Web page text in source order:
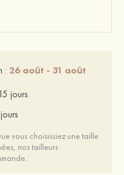
: 26 août - 31 août
15 jours
vous choisissiez une taille
nos tailleurs